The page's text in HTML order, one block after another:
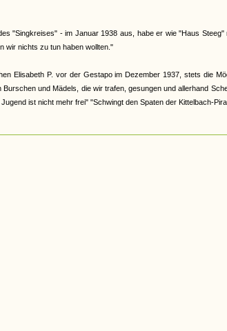
"Singkreises" - im Januar 1938 aus, habe er wie "Haus
wir nichts zu tun haben wollten."
Elisabeth P. vor der Gestapo im Dezember 1937, stets die
und Mädels, die wir trafen, gesungen und allerhand
ist nicht mehr frei" "Schwingt den Spaten der Kittelbach-